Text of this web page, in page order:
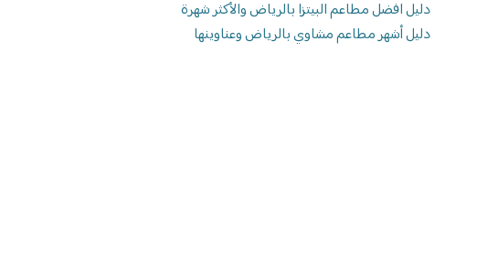
دليل افضل مطاعم البيتزا بالرياض والأكثر شهرة
دليل أشهر مطاعم مشاوي بالرياض وعناوينها